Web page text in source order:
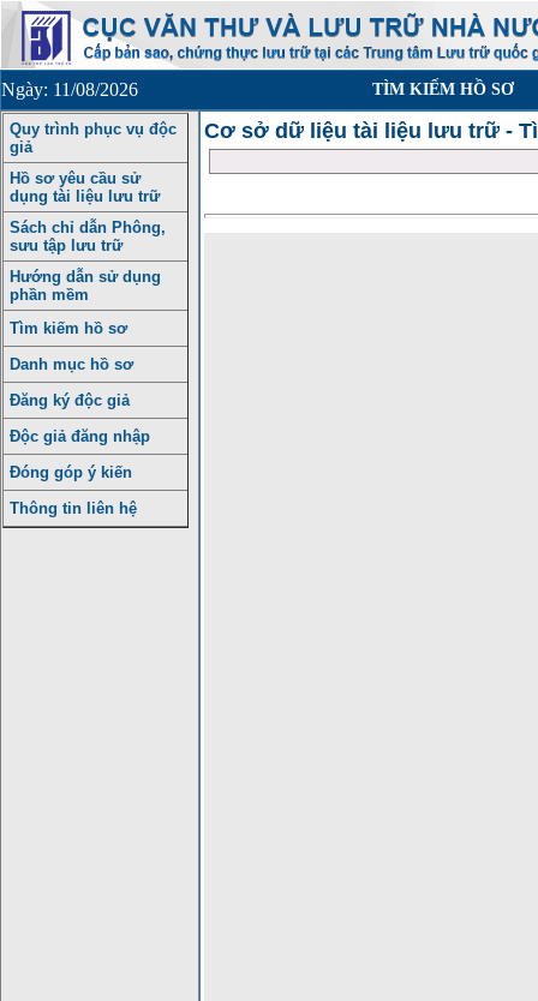
Ngày: 11/08/2026 TÌM KIẾM HỒ SƠ
Quy trình phục vụ độc
giả
Hồ sơ yêu cầu sử
dụng tài liệu lưu trữ
Sách chỉ dẫn Phông,
sưu tập lưu trữ
Hướng dẫn sử dụng
phần mềm
Tìm kiếm hồ sơ
Danh mục hồ sơ
Đăng ký độc giả
Độc giả đăng nhập
Đóng góp ý kiến
Thông tin liên hệ
Cơ sở dữ liệu tài liệu lưu trữ -